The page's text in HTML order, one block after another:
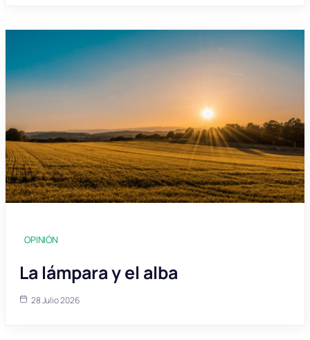
OPINIÓN
La lámpara y el alba
28 Julio 2026